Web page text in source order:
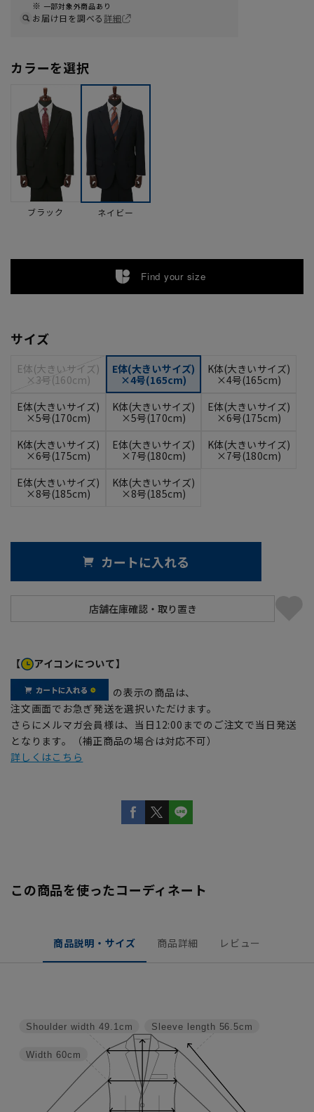
一部対象外商品あり
お届け日を調べる詳細
カラーを選択
ブラック ネイビー
Find your size
サイズ
E体(大きいサイズ)
×3号(160cm)
E体(大きいサイズ)
×4号(165cm)
K体(大きいサイズ)
×4号(165cm)
E体(大きいサイズ)
×5号(170cm)
K体(大きいサイズ)
×5号(170cm)
E体(大きいサイズ)
×6号(175cm)
K体(大きいサイズ)
×6号(175cm)
E体(大きいサイズ)
×7号(180cm)
K体(大きいサイズ)
×7号(180cm)
E体(大きいサイズ)
×8号(185cm)
K体(大きいサイズ)
×8号(185cm)
カートに入れる
【 アイコンについて】
の表示の商品は、
注文画面でお急ぎ発送を選択いただけます。
さらにメルマガ会員様は、当日12:00までのご注文で当日発送
となります。（補正商品の場合は対応不可）
詳しくはこちら
この商品を使ったコーディネート
商品説明・サイズ 商品詳細 レビュー
Sleeve length 56.5cm
Width 60cm
Shoulder width 49.1cm